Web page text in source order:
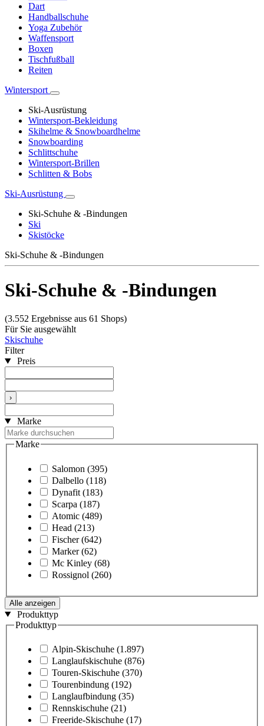
Dart
Handballschuhe
Yoga Zubehör
Waffensport
Boxen
Tischfußball
Reiten
Wintersport
Ski-Ausrüstung
Wintersport-Bekleidung
Skihelme & Snowboardhelme
Snowboarding
Schlittschuhe
Wintersport-Brillen
Schlitten & Bobs
Ski-Ausrüstung
Ski-Schuhe & -Bindungen
Ski
Skistöcke
Ski-Schuhe & -Bindungen
Ski-Schuhe & -Bindungen
(3.552 Ergebnisse aus 61 Shops)
Für Sie ausgewählt
Skischuhe
Filter
Preis
›
Marke
Marke
Salomon (395)
Dalbello (118)
Dynafit (183)
Scarpa (187)
Atomic (489)
Head (213)
Fischer (642)
Marker (62)
Mc Kinley (68)
Rossignol (260)
Alle anzeigen
Produkttyp
Produkttyp
Alpin-Skischuhe (1.897)
Langlaufskischuhe (876)
Touren-Skischuhe (370)
Tourenbindung (192)
Langlaufbindung (35)
Rennskischuhe (21)
Freeride-Skischuhe (17)